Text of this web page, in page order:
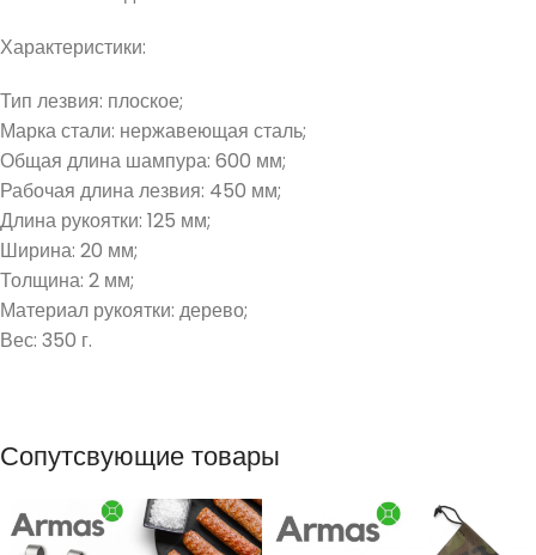
Характеристики:
Тип лезвия: плоское;
Марка стали: нержавеющая сталь;
Общая длина шампура: 600 мм;
Рабочая длина лезвия: 450 мм;
Длина рукоятки: 125 мм;
Ширина: 20 мм;
Толщина: 2 мм;
Материал рукоятки: дерево;
Вес: 350 г.
Сопутсвующие товары